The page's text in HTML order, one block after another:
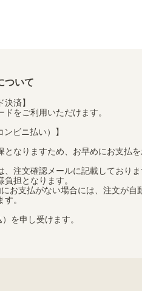
ついて
決済】
をご利用いただけます。
ンビニ払い）】
となりますため、お早めにお支払
、注文確認メールに記載しており
担となります。
お支払がない場合には、注文が自
。
を申し受けます。